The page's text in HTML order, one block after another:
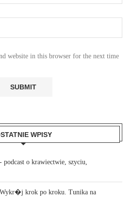
website in this browser for the next time
WPISY
o krawiectwie, szyciu,
krok po kroku. Tunika na